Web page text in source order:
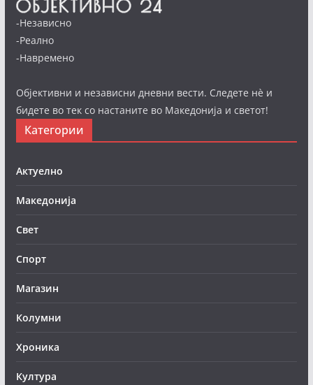
-Независно
-Реално
-Навремено
Објективни и независни дневни вести. Следете нè и
бидете во тек со настаните во Македонија и светот!
Категории
Актуелно
Македонија
Свет
Спорт
Магазин
Колумни
Хроника
Култура